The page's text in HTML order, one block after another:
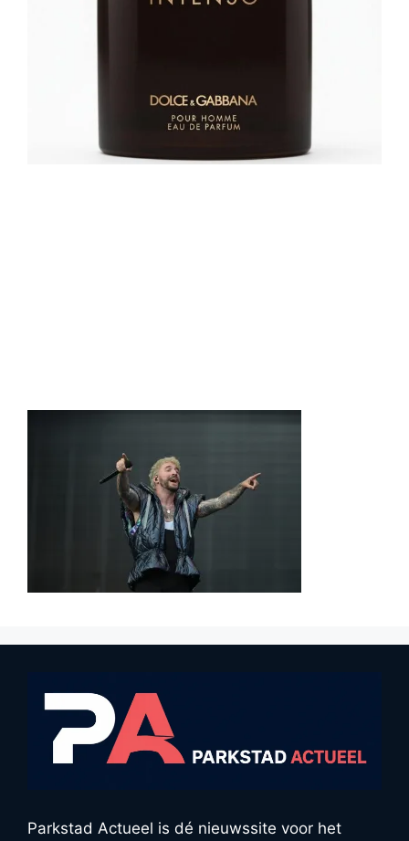
Parkstad Actueel is dé nieuwssite voor het